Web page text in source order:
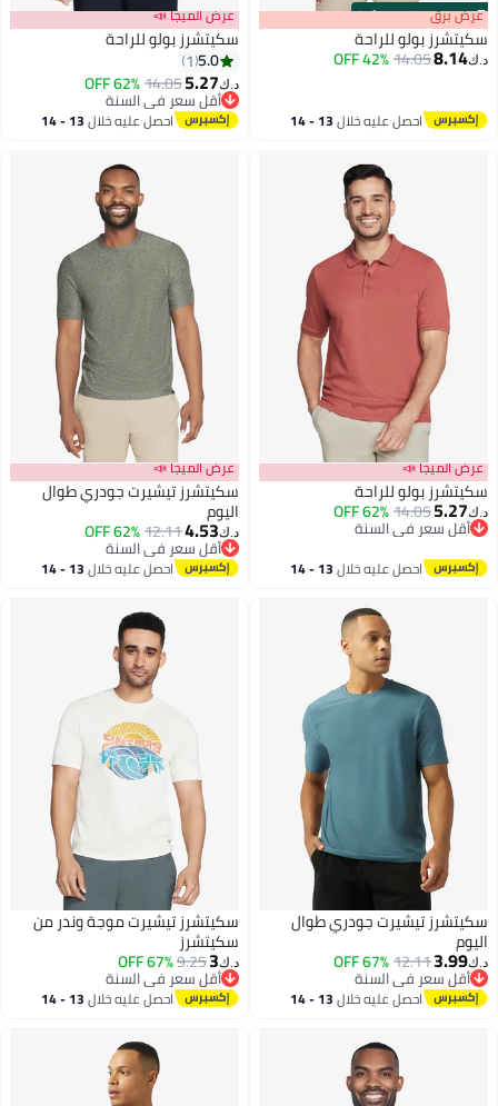
00m:00s
·
100% Left عرض برق
سكيتشرز بولو للراحة
د.ك‏8.14
14.05
42% OFF
احصل عليه خلال 13 - 14
عرض الميجا 📣
سكيتشرز بولو للراحة
5.0
1
د.ك‏5.27
14.05
62% OFF
أقل سعر في السنة
أقل سعر في السنة
احصل عليه خلال 13 - 14
عرض الميجا 📣
سكيتشرز بولو للراحة
د.ك‏5.27
14.05
62% OFF
أقل سعر في السنة
أقل سعر في السنة
احصل عليه خلال 13 - 14
عرض الميجا 📣
سكيتشرز تيشيرت جودري طوال
اليوم
د.ك‏4.53
12.11
62% OFF
أقل سعر في السنة
أقل سعر في السنة
احصل عليه خلال 13 - 14
سكيتشرز تيشيرت جودري طوال
اليوم
د.ك‏3.99
12.11
67% OFF
أقل سعر في السنة
أقل سعر في السنة
احصل عليه خلال 13 - 14
اغسطس
سكيتشرز تيشيرت موجة وندر من
سكيتشرز
د.ك‏3
9.25
67% OFF
أقل سعر في السنة
أقل سعر في السنة
احصل عليه خلال 13 - 14
اغسطس